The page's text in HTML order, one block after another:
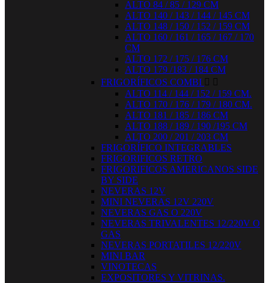
ALTO 84 / 85 / 129 CM
ALTO 140 / 143 / 144 / 145 CM
ALTO 148 / 150 / 152 / 159 CM
ALTO 160 / 161 / 165 / 167 / 170
CM
ALTO 172 / 175 / 176 CM
ALTO 179 /183 / 184 CM
FRIGORÍFICOS COMBI  
ALTO 114 / 144 / 152 / 159 CM.
ALTO 170 / 176 / 179 / 180 CM.
ALTO 181 / 185 / 186 CM
ALTO 188 / 189 / 190 /195 CM
ALTO 200 / 201 / 203 CM
FRIGORÍFICO INTEGRABLES
FRIGORIFICOS RETRO
FRIGORIFICOS AMERICANOS SIDE
BY SIDE
NEVERAS 12V
MINI NEVERAS 12V 220V
NEVERAS GAS O 220V
NEVERAS TRIVALENTES 12/220V O
GAS
NEVERAS PORTATILES 12/220V
MINI BAR
VINOTECAS
EXPOSITORES Y VITRINAS.